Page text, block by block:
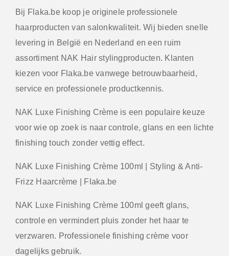
Bij Flaka.be koop je originele professionele
haarproducten van salonkwaliteit. Wij bieden snelle
levering in België en Nederland en een ruim
assortiment NAK Hair stylingproducten. Klanten
kiezen voor Flaka.be vanwege betrouwbaarheid,
service en professionele productkennis.
NAK Luxe Finishing Crème is een populaire keuze
voor wie op zoek is naar controle, glans en een lichte
finishing touch zonder vettig effect.
NAK Luxe Finishing Crème 100ml | Styling & Anti-
Frizz Haarcrème | Flaka.be
NAK Luxe Finishing Crème 100ml geeft glans,
controle en vermindert pluis zonder het haar te
verzwaren. Professionele finishing crème voor
dagelijks gebruik.